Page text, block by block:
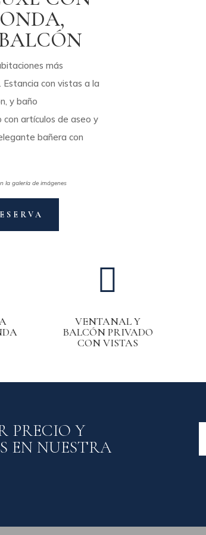
más
con vistas a la
y baño
artículos de aseo y
bañera con
la galería de imágenes

VENTANAL Y
BALCÓN PRIVADO
CON VISTAS
PRECIO Y
EN NUESTRA